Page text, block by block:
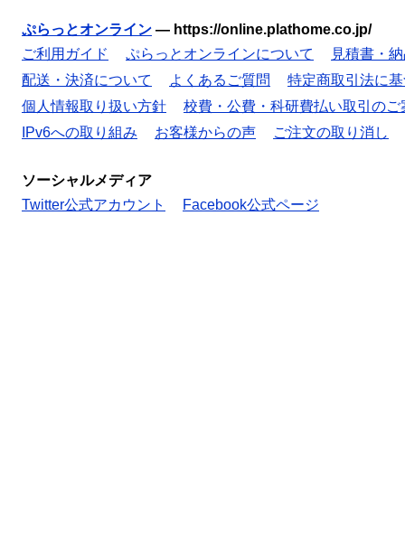
ぷらっとオンライン — https://online.plathome.co.jp/
ご利用ガイド
ぷらっとオンラインについて
見積書・
配送・決済について
よくあるご質問
特定商取引法に
個人情報取り扱い方針
校費・公費・科研費払い取引のご
IPv6への取り組み
お客様からの声 ご注文の取り消し
ソーシャルメディア
Twitter公式アカウント
Facebook公式ページ